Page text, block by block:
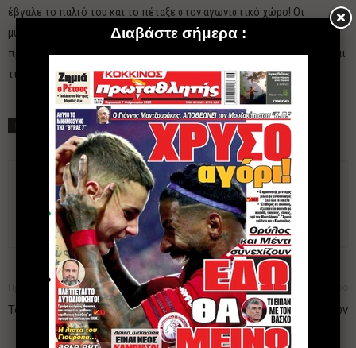
έβγαλε το παλτό του και το πέταξε στον αγωνιστικό χώρο! Οι
μυημένοι οπαδοί της Γιουβέντους είχαν λύσει τον Κώδικα Αλέγκρι
πριν από την ανακοίνωση. Οι υπόλοιποι περίμεναν την ανακοίνωση και
τις λύσεις του κουίζ!
Αλέγκρι Γιουβέντους
Προηγούμενο άρθρο
Το όραμα για το «Καραϊσκάκη»!
Επόμενο άρθρο
Ολυμπιακός… 5 ετών